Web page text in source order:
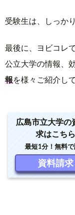
受験生は、しっか
最後に、ヨビコレ
公立大学の情報、
報を様々ご紹介し
広島市立大学の
求はこちら
最短1分！無料
資料請求